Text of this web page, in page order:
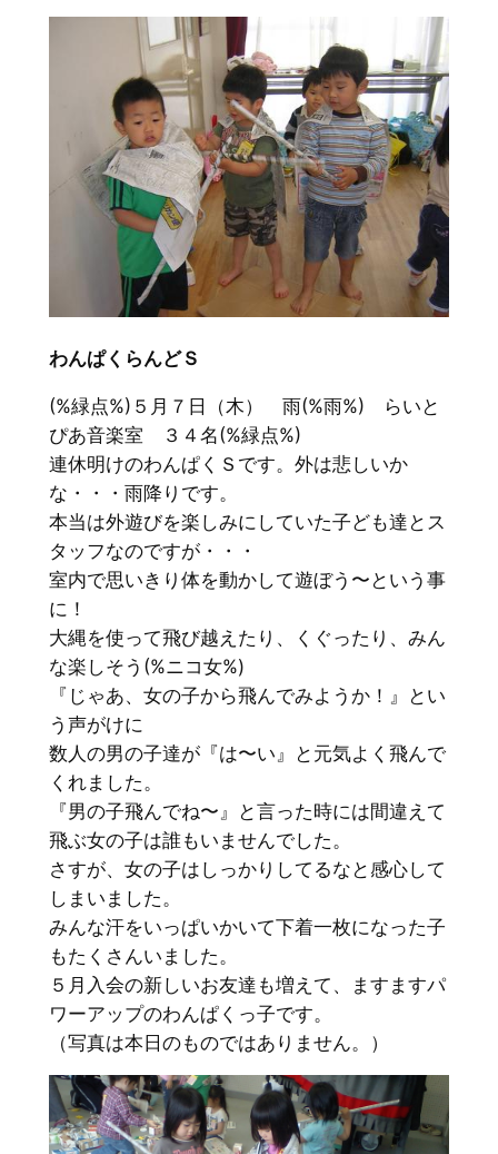
わんぱくらんどＳ
(%緑点%)５月７日（木） 雨(%雨%) らいと
ぴあ音楽室 ３４名(%緑点%)
連休明けのわんぱくＳです。外は悲しいか
な・・・雨降りです。
本当は外遊びを楽しみにしていた子ども達とス
タッフなのですが・・・
室内で思いきり体を動かして遊ぼう〜という事
に！
大縄を使って飛び越えたり、くぐったり、みん
な楽しそう(%ニコ女%)
『じゃあ、女の子から飛んでみようか！』とい
う声がけに
数人の男の子達が『は〜い』と元気よく飛んで
くれました。
『男の子飛んでね〜』と言った時には間違えて
飛ぶ女の子は誰もいませんでした。
さすが、女の子はしっかりしてるなと感心して
しまいました。
みんな汗をいっぱいかいて下着一枚になった子
もたくさんいました。
５月入会の新しいお友達も増えて、ますますパ
ワーアップのわんぱくっ子です。
（写真は本日のものではありません。）